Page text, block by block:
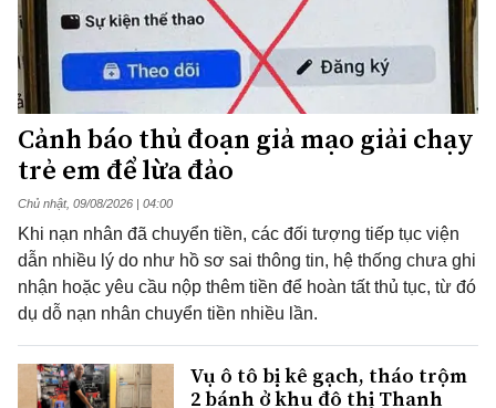
Cảnh báo thủ đoạn giả mạo giải chạy
trẻ em để lừa đảo
Chủ nhật, 09/08/2026 | 04:00
Khi nạn nhân đã chuyển tiền, các đối tượng tiếp tục viện
dẫn nhiều lý do như hồ sơ sai thông tin, hệ thống chưa ghi
nhận hoặc yêu cầu nộp thêm tiền để hoàn tất thủ tục, từ đó
dụ dỗ nạn nhân chuyển tiền nhiều lần.
Vụ ô tô bị kê gạch, tháo trộm
2 bánh ở khu đô thị Thanh